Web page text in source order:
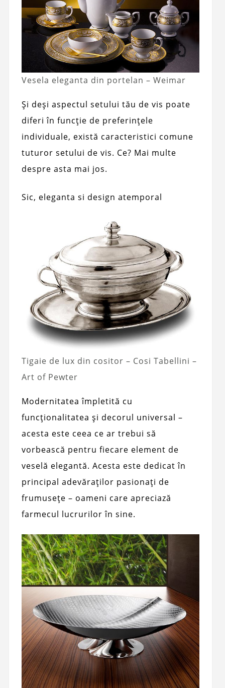
Vesela eleganta din portelan – Weimar
Și deși aspectul setului tău de vis poate
diferi în funcție de preferințele
individuale, există caracteristici comune
tuturor setului de vis. Ce? Mai multe
despre asta mai jos.
Sic, eleganta si design atemporal
Tigaie de lux din cositor – Cosi Tabellini –
Art of Pewter
Modernitatea împletită cu
funcționalitatea și decorul universal –
acesta este ceea ce ar trebui să
vorbească pentru fiecare element de
veselă elegantă. Acesta este dedicat în
principal adevăraților pasionați de
frumusețe – oameni care apreciază
farmecul lucrurilor în sine.